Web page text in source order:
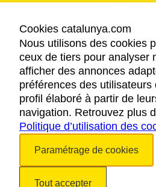
MENTIONS
RÈGLES DE
COOKIES
Cookies catalunya.com
Nous utilisons des cookies
ceux de tiers pour analyser
afficher des annonces
préférences des utilisateurs
profil élaboré à partir de
navigation. Retrouvez plus
Politique d’utilisation des
Paramétrage de cookies
Tout accepter